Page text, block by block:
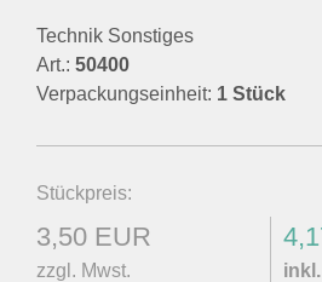
Technik Sonstiges
Art.: 50400
Verpackungseinheit: 1 Stück
Stückpreis:
3,50 EUR
zzgl. Mwst.